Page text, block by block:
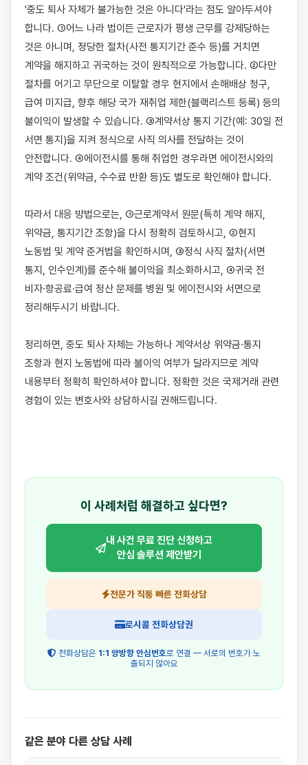
'중도 퇴사 자체가 불가능한 것은 아니다'라는 점도 알아두셔야
합니다. ①어느 나라 법이든 근로자가 평생 근무를 강제당하는
것은 아니며, 정당한 절차(사전 통지기간 준수 등)를 거치면
계약을 해지하고 귀국하는 것이 원칙적으로 가능합니다. ②다만
절차를 어기고 무단으로 이탈할 경우 현지에서 손해배상 청구,
급여 미지급, 향후 해당 국가 재취업 제한(블랙리스트 등록) 등의
불이익이 발생할 수 있습니다. ③계약서상 통지 기간(예: 30일 전
서면 통지)을 지켜 정식으로 사직 의사를 전달하는 것이
안전합니다. ④에이전시를 통해 취업한 경우라면 에이전시와의
계약 조건(위약금, 수수료 반환 등)도 별도로 확인해야 합니다.
따라서 대응 방법으로는, ①근로계약서 원문(특히 계약 해지,
위약금, 통지기간 조항)을 다시 정확히 검토하시고, ②현지
노동법 및 계약 준거법을 확인하시며, ③정식 사직 절차(서면
통지, 인수인계)를 준수해 불이익을 최소화하시고, ④귀국 전
비자·항공료·급여 정산 문제를 병원 및 에이전시와 서면으로
정리해두시기 바랍니다.
정리하면, 중도 퇴사 자체는 가능하나 계약서상 위약금·통지
조항과 현지 노동법에 따라 불이익 여부가 달라지므로 계약
내용부터 정확히 확인하셔야 합니다. 정확한 것은 국제거래 관련
경험이 있는 변호사와 상담하시길 권해드립니다.
이 사례처럼 해결하고 싶다면?
내 사건 무료 진단 신청하고
안심 솔루션 제안받기
전문가 직통 빠른 전화상담
로시콜 전화상담권
전화상담은 1:1 양방향 안심번호로 연결 — 서로의 번호가 노
출되지 않아요
같은 분야 다른 상담 사례